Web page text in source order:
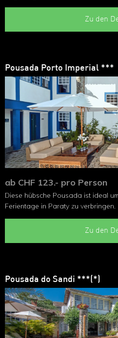
Zu den
Pousada Porto Imperial ***
ab CHF 123.- pro Person
Diese hübsche Pousada ist ideal
Ferientage in Paraty zu verbringen.
Zu den
Pousada do Sandi ***(*)